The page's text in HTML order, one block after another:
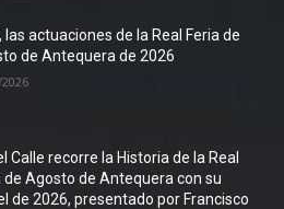
las actuaciones de la Real Feria de
de Antequera de 2026
Calle recorre la Historia de la Real
de Agosto de Antequera con su
de 2026, presentado por Francisco